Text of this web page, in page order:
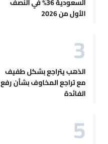
الأول من 2026
الذهب يتراجع بشكل طفيف
مع تراجع المخاوف بشأن رفع
الفائدة